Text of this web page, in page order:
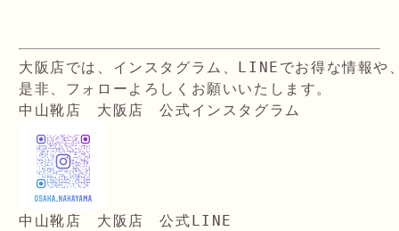
大阪店では、インスタグラム、LINEでお得な情報や
是非、フォローよろしくお願いいたします。
中山靴店　大阪店　公式インスタグラム
中山靴店　大阪店　公式LINE